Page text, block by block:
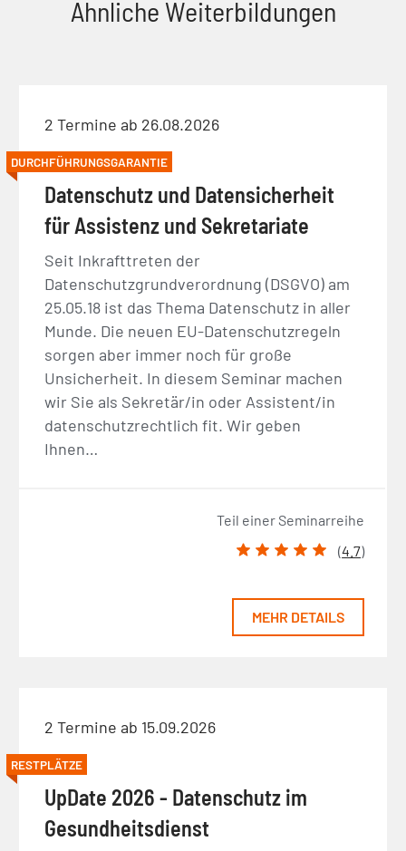
Ähnliche Weiterbildungen
2 Termine ab 26.08.2026
DURCHFÜHRUNGSGARANTIE
Datenschutz und Datensicherheit
für Assistenz und Sekretariate
Seit Inkrafttreten der
Datenschutzgrundverordnung (DSGVO) am
25.05.18 ist das Thema Datenschutz in aller
Munde. Die neuen EU-Datenschutzregeln
sorgen aber immer noch für große
Unsicherheit. In diesem Seminar machen
wir Sie als Sekretär/in oder Assistent/in
datenschutzrechtlich fit. Wir geben
Ihnen…
Teil einer Seminarreihe
(4.7)
MEHR DETAILS
2 Termine ab 15.09.2026
RESTPLÄTZE
UpDate 2026 - Datenschutz im
Gesundheitsdienst